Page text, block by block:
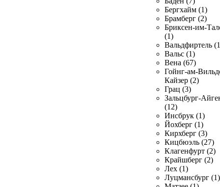
Бергхайм (1)
Брамберг (2)
Бриксен-им-
(1)
Вальдфиртель
Вальс (1)
Вена (67)
Гойнг-ам-
Кайзер (2)
Грац (3)
Зальцбург-
(12)
Инсбрук (1)
Йохберг (1)
Кирхберг (3)
Кицбюэль (27)
Клагенфурт (2)
Крайшберг (2)
Лех (1)
Луцмансбург (1)